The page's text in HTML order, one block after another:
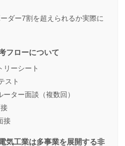
ダー7割を超えられるか実際に
フローについて
ーシート
スト
ター面談（複数回）
接
気工業は多事業を展開する非